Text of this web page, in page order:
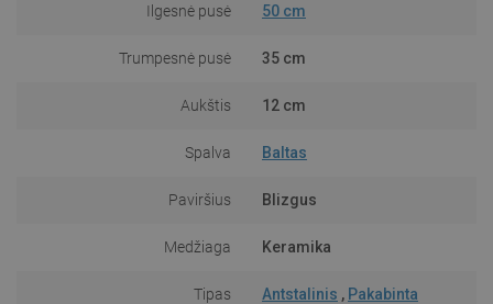
Ilgesnė pusė 50 cm
Trumpesnė pusė 35 cm
Aukštis 12 cm
Spalva Baltas
Paviršius Blizgus
Medžiaga Keramika
Tipas Antstalinis , Pakabinta